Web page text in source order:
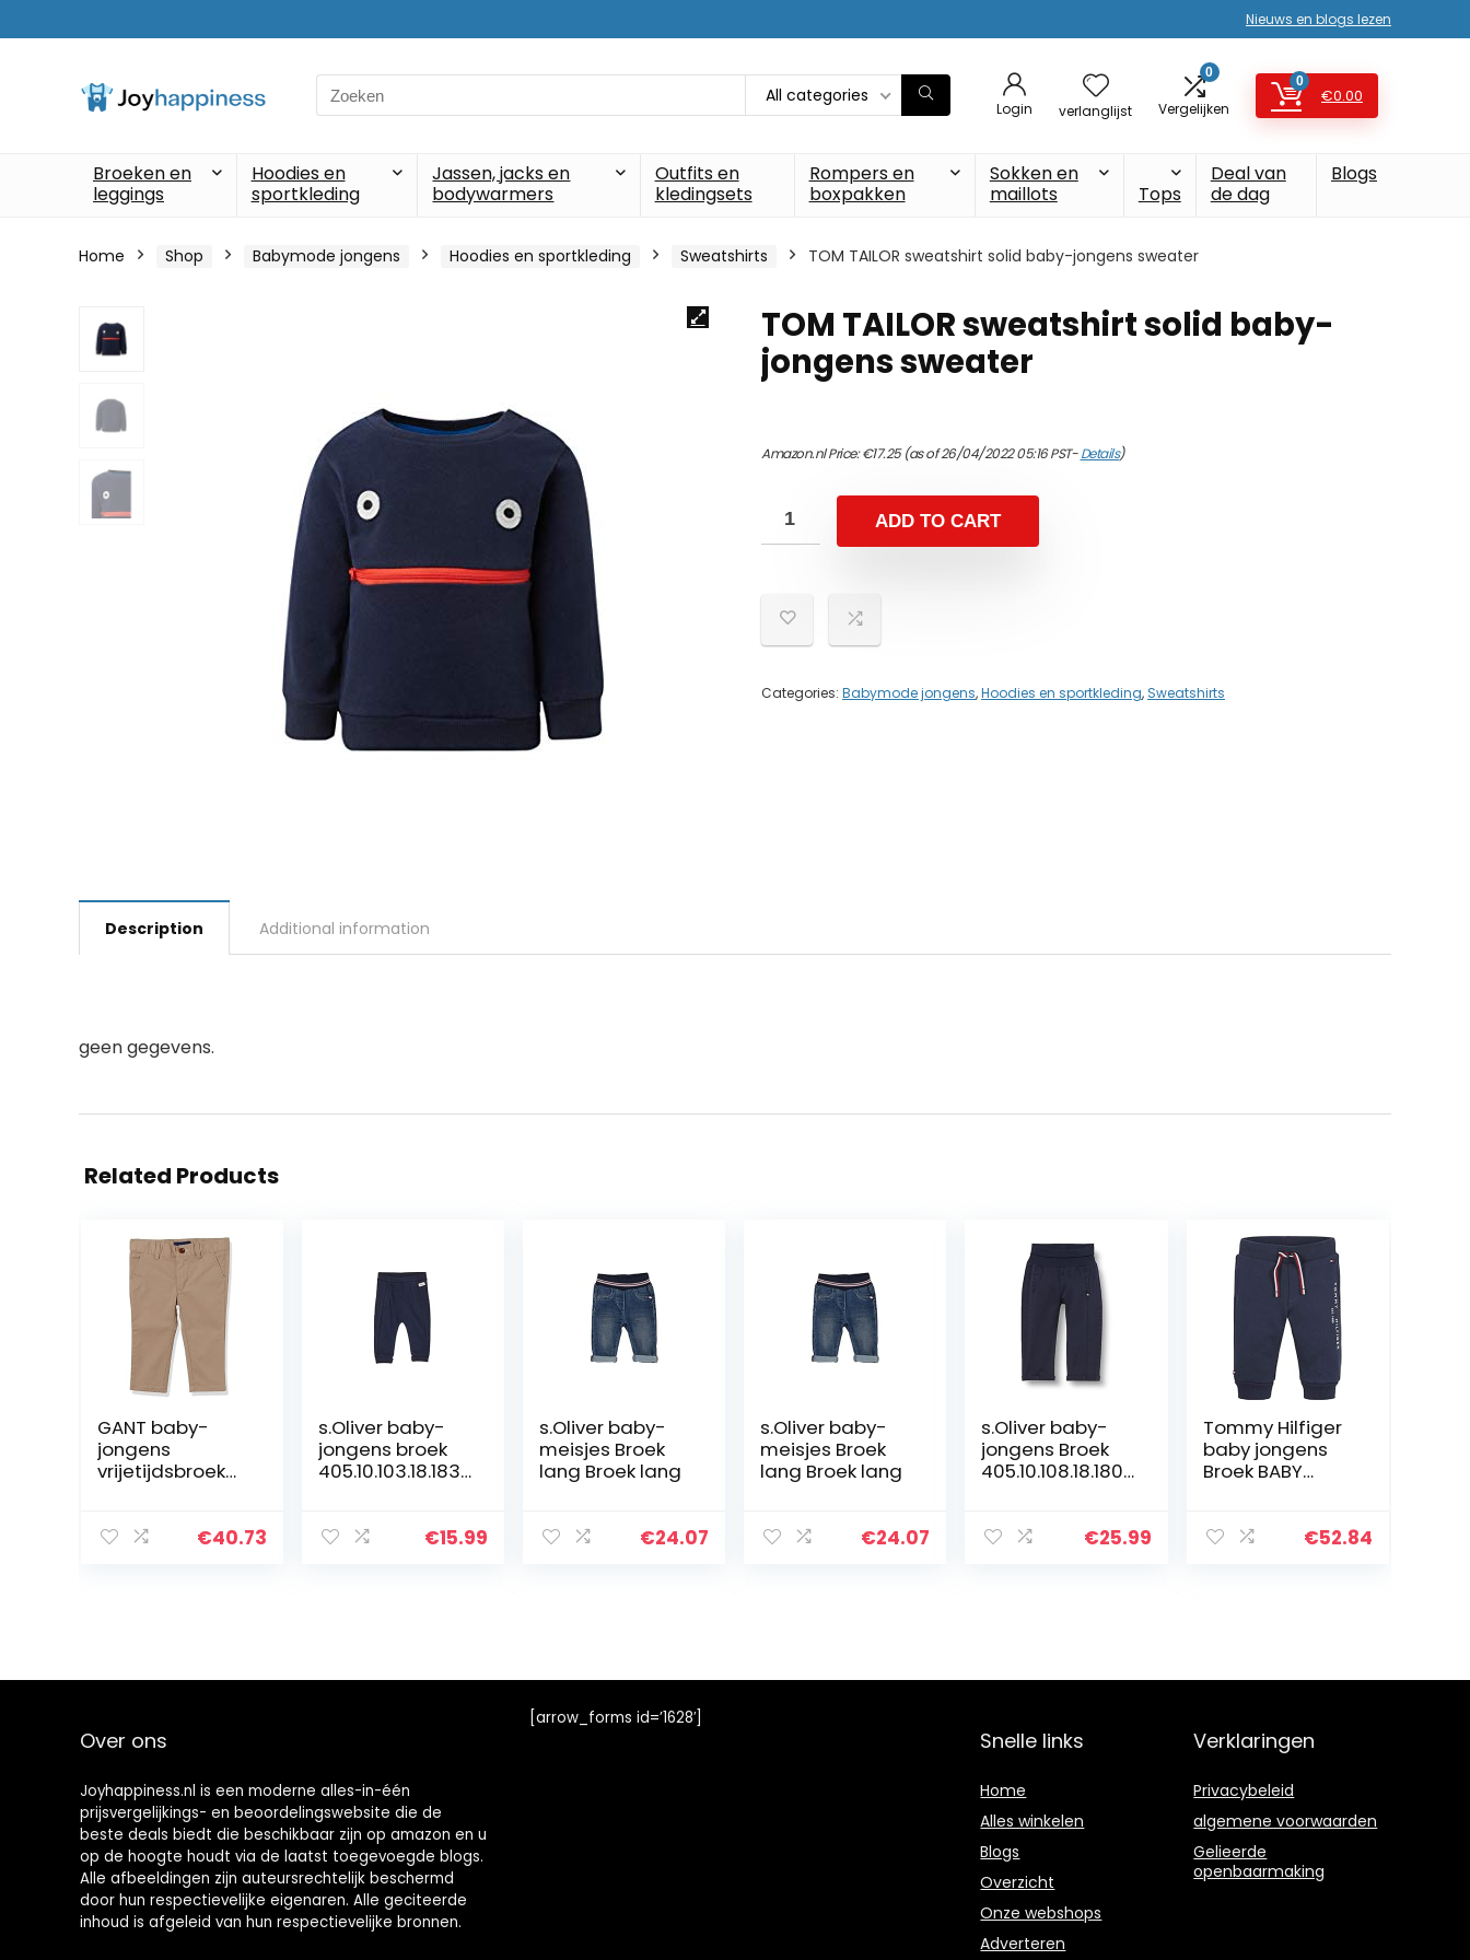
Nieuws en blogs lezen
Search
for:
All categories
Login verlanglijst
0
Vergelijken
0
€0.00
Broeken en
leggings
Hoodies en
sportkleding
Jassen, jacks en
bodywarmers
Outfits en
kledingsets
Rompers en
boxpakken
Sokken en
maillots
Tops
Deal van
de dag
Blogs
Home Shop Babymode jongens Hoodies en sportkleding Sweatshirts TOM TAILOR sweatshirt solid baby-jongens sweater
TOM TAILOR sweatshirt solid baby-
jongens sweater
Amazon.nl Price:€17.25(as of 26/04/2022 05:16 PST-Details)
ADD TO CART
Categories: Babymode jongens,Hoodies en sportkleding, Sweatshirts
Description Additional information
geen gegevens.
Related Products
GANT baby-
jongens
vrijetijdsbroek
€40.73
s.Oliver baby-
jongens broek
405.10.103.18.183.
€15.99
s.Oliver baby-
meisjes Broek
lang Broek lang
€24.07
s.Oliver baby-
meisjes Broek
lang Broek lang
€24.07
s.Oliver baby-
jongens Broek
405.10.108.18.180.
€25.99
Tommy Hilfiger
baby jongens
Broek BABY
€52.84
Over ons
Joyhappiness.nl is een moderne alles-in-één
prijsvergelijkings- en beoordelingswebsite die de
beste deals biedt die beschikbaar zijn op amazon en u
op de hoogte houdt via de laatst toegevoegde blogs.
Alle afbeeldingen zijn auteursrechtelijk beschermd
door hun respectievelijke eigenaren. Alle geciteerde
inhoud is afgeleid van hun respectievelijke bronnen.
[arrow_forms id=’1628′]
Snelle links
Home
Alles winkelen
Blogs
Overzicht
Onze webshops
Adverteren
Verklaringen
Privacybeleid
algemene voorwaarden
Gelieerde
openbaarmaking